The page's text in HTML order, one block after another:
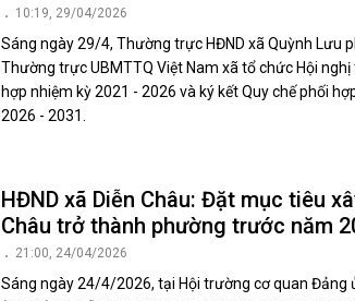
10:19, 29/04/2026
Sáng ngày 29/4, Thường trực HĐND xã Quỳnh Lưu
Thường trực UBMTTQ Việt Nam xã tổ chức Hội nghị
hợp nhiệm kỳ 2021 - 2026 và ký kết Quy chế phối
2026 - 2031.
Châu trở thành phường trước năm
21:00, 24/04/2026
Sáng ngày 24/4/2026, tại Hội trường cơ quan Đảng
(HĐND) xã Diễn Châu khóa II, nhiệm kỳ 2026-2031